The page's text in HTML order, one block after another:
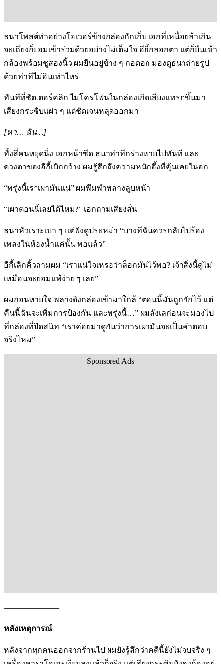
ธนาโพสต์ท่าอย่างโอเวอร์ข้างกล่องกักเก็บ เอกที่เหนื่อยล้าเกิน
จะเถียงก็ยอมเข้าร่วมด้วยอย่างไม่เต็มใจ อีกี้กลอกตา แต่ก็ยืนเข้า
กล้องพร้อมชูสองนิ้ว ผมยืนอยู่ข้าง ๆ กอดอก มองดูธนาถ่ายรูป
ด้วยท่าทีไม่อินเท่าไหร่
ทันทีที่ชัตเตอร์คลิก ไมโครโฟนในกล่องเกิดเสียงแทรกขึ้นมา
เสียงกระซิบแผ่ว ๆ แต่ชัดเจนหลุดออกมา
[หา… ฉัน…]
ทั้งสี่คนหยุดนิ่ง เอกหน้าซีด ธนาท่าทีกร่างหายไปทันที และ
ดวงตาของอีกี้เบิกกว้าง ผมรู้สึกถึงความหนักอึ้งที่คุ้นเคยในอก
“พรุ่งนี้เราเผามันแน่” ผมพึมพำพลางลูบหน้า
“เผาตอนนี้เลยได้ไหม?” เอกถามเสียงสั่น
ธนาหัวเราะเบา ๆ แต่ฟังดูประหม่า “บางทีฉันควรกลับไปร้อง
เพลงในห้องน้ำแค่นั้น พอแล้ว”
อีกี้เลิกคิ้วถามผม “เราแน่ใจเหรอว่าล็อกมันไว้พอ? เจ้าสิ่งนี้ดูไม่
เหมือนจะยอมแพ้ง่าย ๆ เลย”
ผมถอนหายใจ พลางดึงกล่องเข้ามาใกล้ “ตอนนี้มันถูกกักไว้ แต่
คืนนี้ฉันจะเพิ่มการป้องกัน และพรุ่งนี้…” ผมลังเลก่อนจะมองไป
ที่กล่องที่ปิดสนิท “เราค่อยมาดูกันว่าการเผามันจะเป็นคำตอบ
จริงไหม”
Sponsored Ads
———————
หลังเหตุการณ์
หลังจากทุกคนออกจากร้านไป ผมยังรู้สึกว่าคดีนี้ยังไม่จบจริง ๆ